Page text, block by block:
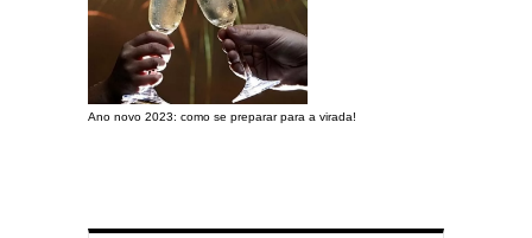
Ano novo 2023: como se preparar para a virada!